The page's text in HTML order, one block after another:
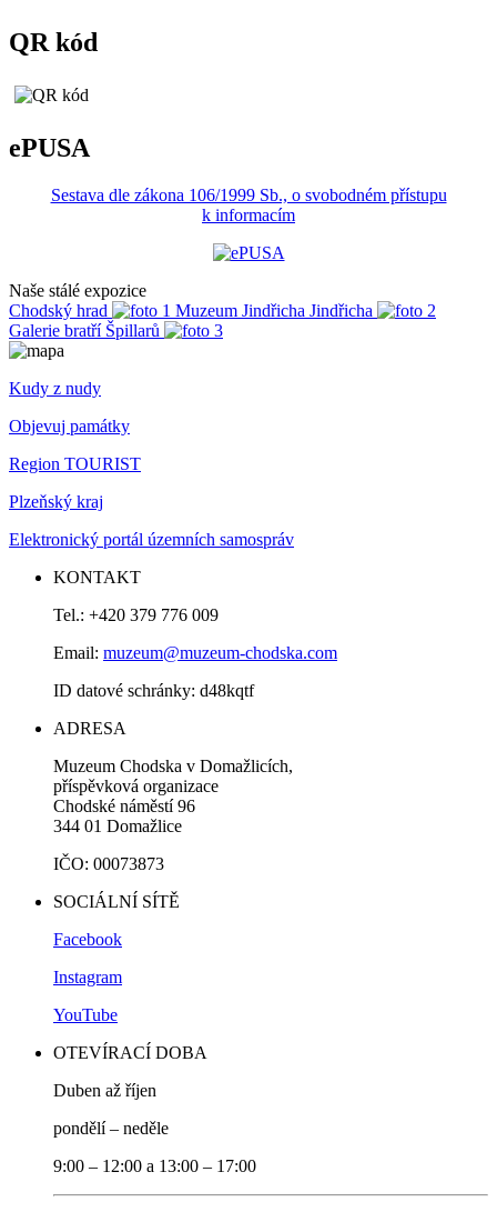
QR kód
ePUSA
Sestava dle zákona 106/1999 Sb., o svobodném přístupu
k informacím
Naše stálé expozice
Chodský hrad
Muzeum Jindřicha Jindřicha
Galerie bratří Špillarů
Kudy z nudy
Objevuj památky
Region TOURIST
Plzeňský kraj
Elektronický portál územních samospráv
KONTAKT
Tel.: +420 379 776 009
Email: muzeum@muzeum-chodska.com
ID datové schránky: d48kqtf
ADRESA
Muzeum Chodska v Domažlicích,
příspěvková organizace
Chodské náměstí 96
344 01 Domažlice
IČO: 00073873
SOCIÁLNÍ SÍTĚ
Facebook
Instagram
YouTube
OTEVÍRACÍ DOBA
Duben až říjen
pondělí – neděle
9:00 – 12:00 a 13:00 – 17:00